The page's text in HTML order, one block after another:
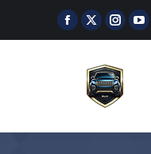
Facebook
opens
window
X
opens
in
new
window
opens
in